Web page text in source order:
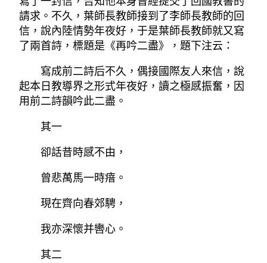
請求。不久，葉師長教師接到了李師長教師的回
信，說內陸情勢年夜好，于是葉師長教師就又寫
了兩首詩，標題是《再吟二盡》，題下注云：
寫成前二詩后不久，偶接國際友人來信，說
起本日教導界之形式年夜好，讀之極感振奮，因
用前二詩韻吟此二盡。
其一
卻話昔時感不由，
曾悲萬馬一時瘖。
現在齊向春郊騁，
我亦深懷并轡心。
其二